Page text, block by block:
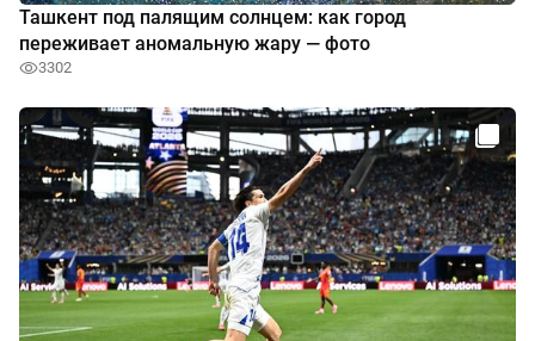
Ташкент под палящим солнцем: как город
переживает аномальную жару — фото
3302